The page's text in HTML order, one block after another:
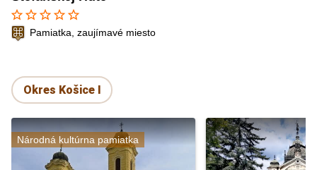
star_border star_border star_border star_border star_border
Pamiatka, zaujímavé miesto
Okres Košice I
Národná kultúrna pamiatka